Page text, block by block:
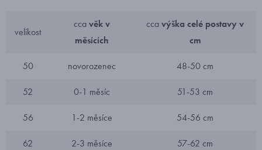
velikost
ccavěk v
měsících
ccavýška celé postavy v
cm
50 novorozenec 48-50 cm
52 0-1 měsíc 51-53 cm
56 1-2 měsíce 54-56 cm
62 2-3 měsíce 57-62 cm